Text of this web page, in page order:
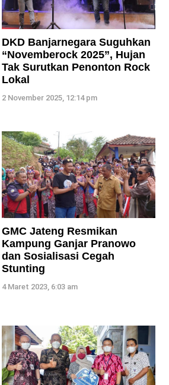
DKD Banjarnegara Suguhkan
“Novemberock 2025”, Hujan
Tak Surutkan Penonton Rock
Lokal
2 November 2025, 12:14 pm
GMC Jateng Resmikan
Kampung Ganjar Pranowo
dan Sosialisasi Cegah
Stunting
4 Maret 2023, 6:03 am